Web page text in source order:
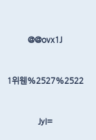
@@ovx1J
1위웬%2527%2522
JyI=